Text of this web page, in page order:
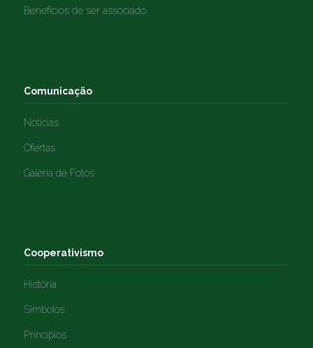
Benefícios de ser associado
Comunicação
Notícias
Ofertas
Galeria de Fotos
Cooperativismo
História
Símbolos
Princípios